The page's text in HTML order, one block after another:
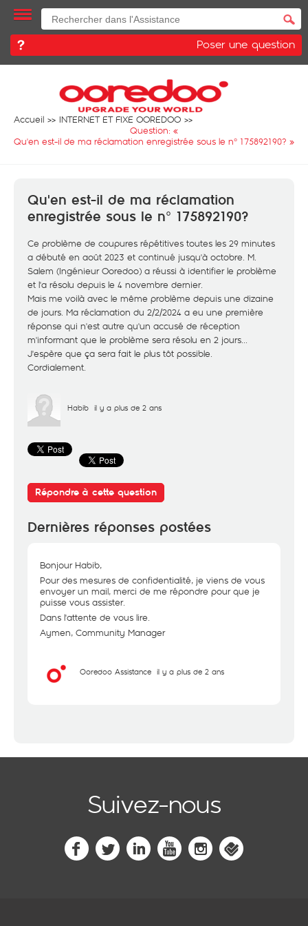
Poser une question
Accueil
INTERNET ET FIXE OOREDOO
Question: «
Qu'en est-il de ma réclamation enregistrée sous le n° 175892190? »
Qu'en est-il de ma réclamation
enregistrée sous le n° 175892190?
Ce problème de coupures répétitives toutes les 29 minutes
a débuté en août 2023 et continué jusqu'à octobre. M.
Salem (Ingénieur Ooredoo) a réussi à identifier le problème
et l'a résolu depuis le 4 novembre dernier.
Mais me voilà avec le même problème depuis une dizaine
de jours. Ma réclamation du 2/2/2024 a eu une première
réponse qui n'est autre qu'un accusé de réception
m'informant que le problème sera résolu en 2 jours...
J'espère que ça sera fait le plus tôt possible.
Cordialement.
Habib il y a plus de 2 ans
Répondre à cette question
Dernières réponses postées
Bonjour Habib,
Pour des mesures de confidentialité, je viens de vous
envoyer un mail, merci de me répondre pour que je
puisse vous assister.
Dans l'attente de vous lire.
Aymen, Community Manager
Ooredoo Assistance il y a plus de 2 ans
Suivez-nous